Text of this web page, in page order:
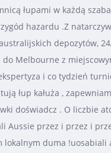
łupami w każdą
hazardu .Z
depozytów,
do Melbourne z
i co tydzień
łup kałuża ,
doświadcz . O liczbie
Aussie przez i przez i
lokalnym duma !uosabiali